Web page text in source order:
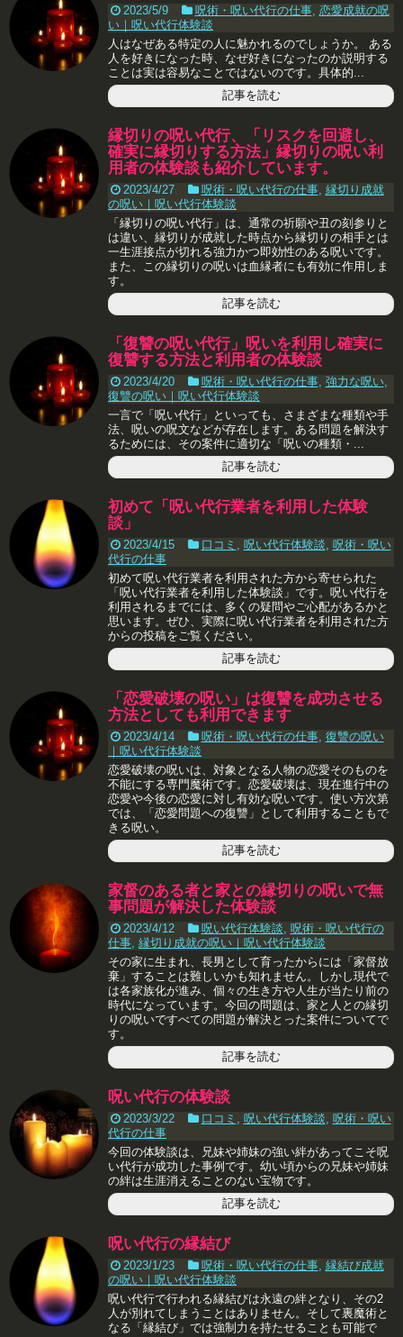
2023/5/9 呪術・呪い代行の仕事, 恋愛成就の呪
い｜呪い代行体験談
人はなぜある特定の人に魅かれるのでしょうか。 ある
人を好きになった時、なぜ好きになったのか説明する
ことは実は容易なことではないのです。具体的...
記事を読む
縁切りの呪い代行、「リスクを回避し、
確実に縁切りする方法」縁切りの呪い利
用者の体験談も紹介しています。
2023/4/27 呪術・呪い代行の仕事, 縁切り成就
の呪い｜呪い代行体験談
「縁切りの呪い代行」は、通常の祈願や丑の刻参りと
は違い、縁切りが成就した時点から縁切りの相手とは
一生涯接点が切れる強力かつ即効性のある呪いです。
また、この縁切りの呪いは血縁者にも有効に作用しま
す。
記事を読む
「復讐の呪い代行」呪いを利用し確実に
復讐する方法と利用者の体験談
2023/4/20 呪術・呪い代行の仕事, 強力な呪い,
復讐の呪い｜呪い代行体験談
一言で「呪い代行」といっても、さまざまな種類や手
法、呪いの呪文などが存在します。ある問題を解決す
るためには、その案件に適切な「呪いの種類・...
記事を読む
初めて「呪い代行業者を利用した体験
談」
2023/4/15 口コミ , 呪い代行体験談, 呪術・呪い
代行の仕事
初めて呪い代行業者を利用された方から寄せられた
「呪い代行業者を利用した体験談」です。呪い代行を
利用されるまでには、多くの疑問やご心配があるかと
思います。ぜひ、実際に呪い代行業者を利用された方
からの投稿をご覧ください。
記事を読む
「恋愛破壊の呪い」は復讐を成功させる
方法としても利用できます
2023/4/14 呪術・呪い代行の仕事, 復讐の呪い
｜呪い代行体験談
恋愛破壊の呪いは、対象となる人物の恋愛そのものを
不能にする専門魔術です。恋愛破壊は、現在進行中の
恋愛や今後の恋愛に対し有効な呪いです。使い方次第
では、「恋愛問題への復讐」として利用することもで
きる呪い。
記事を読む
家督のある者と家との縁切りの呪いで無
事問題が解決した体験談
2023/4/12 呪い代行体験談, 呪術・呪い代行の
仕事, 縁切り成就の呪い｜呪い代行体験談
その家に生まれ、長男として育ったからには「家督放
棄」することは難しいかも知れません。しかし現代で
は各家族化が進み、個々の生き方や人生が当たり前の
時代になっています。今回の問題は、家と人との縁切
りの呪いですべての問題が解決とった案件についてで
す。
記事を読む
呪い代行の体験談
2023/3/22 口コミ , 呪い代行体験談, 呪術・呪い
代行の仕事
今回の体験談は、兄妹や姉妹の強い絆があってこそ呪
い代行が成功した事例です。幼い頃からの兄妹や姉妹
の絆は生涯消えることのない宝物です。
記事を読む
呪い代行の縁結び
2023/1/23 呪術・呪い代行の仕事, 縁結び成就
の呪い｜呪い代行体験談
呪い代行で行われる縁結びは永遠の絆となり、その2
人が別れてしまうことはありません。そして裏魔術と
なる「縁結び」では強制力を持たせることも可能で